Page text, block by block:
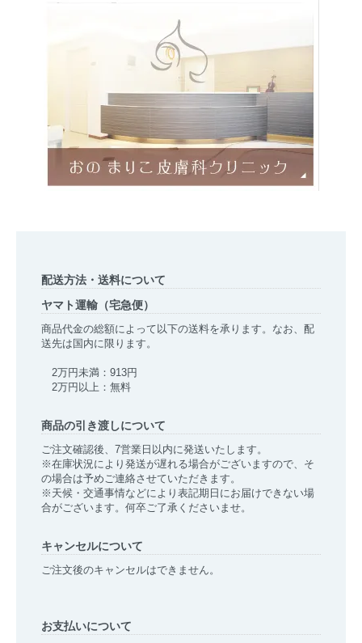
配送方法・送料について
ヤマト運輸（宅急便）
商品代金の総額によって以下の送料を承ります。なお、配
送先は国内に限ります。
2万円未満：913円
2万円以上：無料
商品の引き渡しについて
ご注文確認後、7営業日以内に発送いたします。
※在庫状況により発送が遅れる場合がございますので、そ
の場合は予めご連絡させていただきます。
※天候・交通事情などにより表記期日にお届けできない場
合がございます。何卒ご了承くださいませ。
キャンセルについて
ご注文後のキャンセルはできません。
お支払いについて